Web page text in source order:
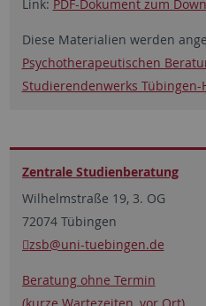
Link: PDF-Dokument zum
Diese Materialien werden
Psychotherapeutischen
Studierendenwerks Tübingen-
Zentrale Studien­beratung
Wilhelmstraße 19, 3. OG
72074 Tübingen
zsb@uni-tuebingen.de
Beratung ohne Termin